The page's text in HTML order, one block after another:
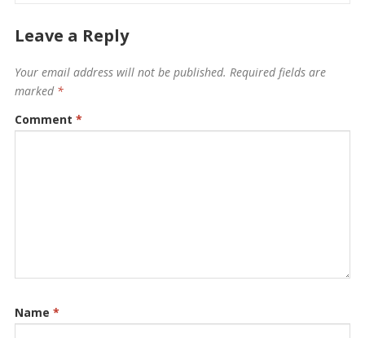
Leave a Reply
Your email address will not be published. Required fields are
marked *
Comment *
Name *